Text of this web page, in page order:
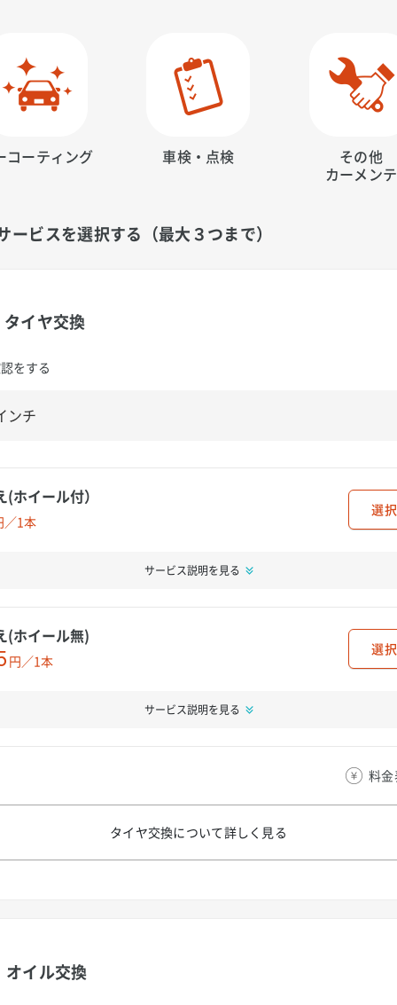
コーティング 車検・点検
その他
カーメンテ
ービスを選択する（最大３つまで）
タイヤ交換
をする
(ホイール付）
／1本
選択
サービス説明を見る
(ホイール無)
円／1本
選択
サービス説明を見る
料
タイヤ交換について詳しく見る
オイル交換